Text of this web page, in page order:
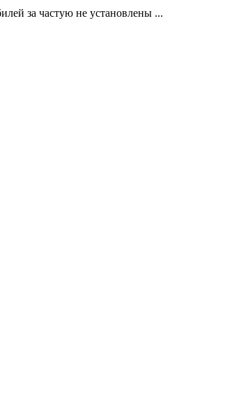
за частую не установлены ...